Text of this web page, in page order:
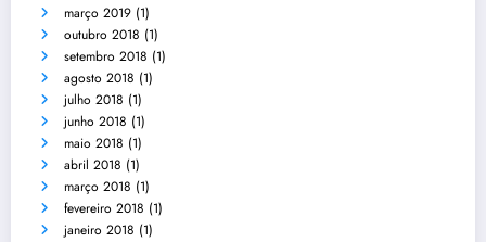
março 2019 (1)
outubro 2018 (1)
setembro 2018 (1)
agosto 2018 (1)
julho 2018 (1)
junho 2018 (1)
maio 2018 (1)
abril 2018 (1)
março 2018 (1)
fevereiro 2018 (1)
janeiro 2018 (1)